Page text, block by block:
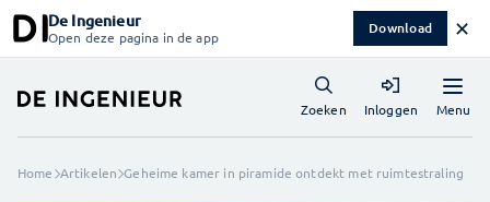
De Ingenieur
Open deze pagina in de app Download ✕
Menu
Zoeken Inloggen
Home Artikelen Geheime kamer in piramide ontdekt met ruimtestraling